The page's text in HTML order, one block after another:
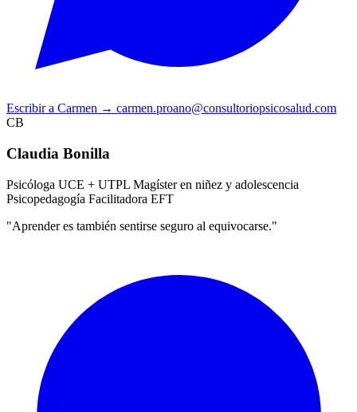
Escribir a Carmen → carmen.proano@consultoriopsicosalud.com
CB
Claudia Bonilla
Psicóloga UCE + UTPL Magíster en niñez y adolescencia
Psicopedagogía Facilitadora EFT
"Aprender es también sentirse seguro al equivocarse."